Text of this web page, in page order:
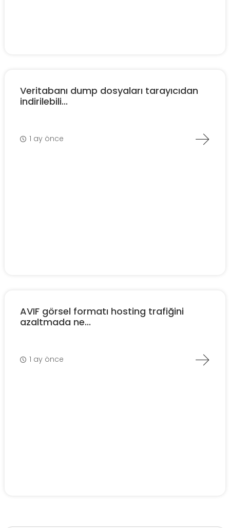
Veritabanı dump dosyaları tarayıcıdan
indirilebili...
1 ay önce
AVIF görsel formatı hosting trafiğini
azaltmada ne...
1 ay önce